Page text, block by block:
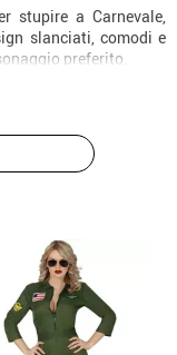
stupire a Carnevale,
slanciati, comodi e
preferito.